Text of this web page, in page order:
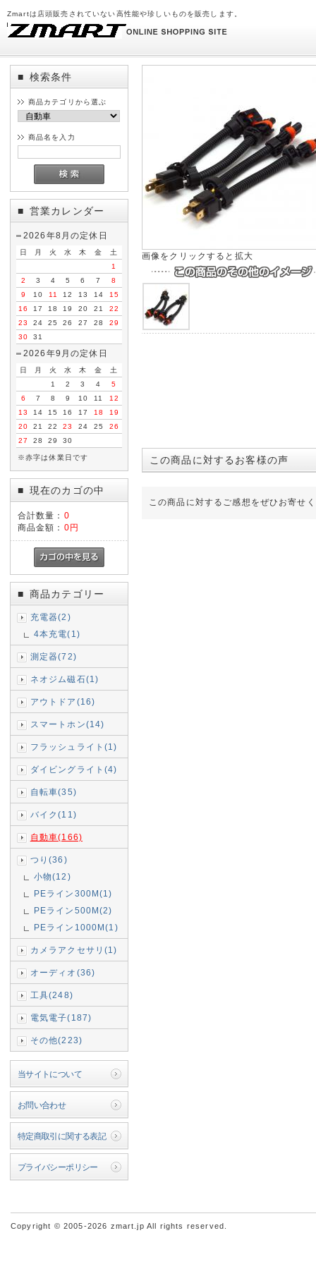
Zmartは店頭販売されていない高性能や珍しいものを販売します。
■ 検索条件
商品カテゴリから選ぶ
商品名を入力
■ 営業カレンダー
2026年8月の定休日
日 月 火 水 木 金
土
1
2
3 4 5 6 7
8
9
10 11 12 13 14
15
16
17 18 19 20 21
22
23
24 25 26 27 28
29
30
31
2026年9月の定休日
日 月 火 水 木 金
土
1
2 3 4
5
6
7 8 9 10 11
12
13
14 15 16 17 18
19
20
21 22 23 24 25
26
27
28 29 30
※赤字は休業日です
■ 現在のカゴの中
合計数量： 0
商品金額： 0円
■ 商品カテゴリー
充電器(2)
4本充電(1)
測定器(72)
ネオジム磁石(1)
アウトドア(16)
スマートホン(14)
フラッシュライト(1)
ダイビングライト(4)
自転車(35)
バイク(11)
自動車(166)
つり(36)
小物(12)
PEライン300M(1)
PEライン500M(2)
PEライン1000M(1)
カメラアクセサリ(1)
オーディオ(36)
工具(248)
電気電子(187)
その他(223)
当サイトについて
お問い合わせ
特定商取引に関する表記
プライバシーポリシー
画像をクリックすると拡大
この商品に対するお客様の声
この商品に対するご感想をぜひお寄せ
Copyright © 2005-2026 zmart.jp All rights reserved.